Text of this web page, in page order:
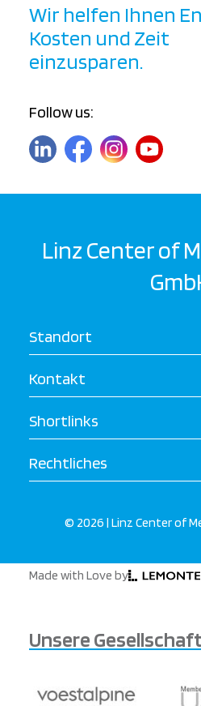
Wir helfen Ihnen
Kosten und Zeit
einzusparen.
Follow us:
Linz Center of
Standort
Kontakt
Shortlinks
Rechtliches
© 2026 | Linz Center of
Made with Love by
Unsere